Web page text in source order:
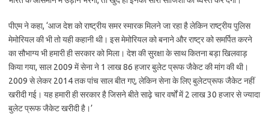
पीएम ने कहा, ‘आज देश को राष्ट्रीय समर स्मारक मिलने जा रहा है लेकिन राष्ट्रीय पुलिस
मेमोरियल की भी तो यही कहानी थी। इस मेमोरियल को बनाने और राष्ट्र को समर्पित करने
का सौभाग्य भी हमारी ही सरकार को मिला। देश की सुरक्षा के साथ कितना बड़ा खिलवाड़
किया गया, साल 2009 में सेना ने 1 लाख 86 हजार बुलेट प्रूफ जैकेट की मांग की थी।
2009 से लेकर 2014 तक पांच साल बीत गए, लेकिन सेना के लिए बुलेटप्रूफ जैकेट नहीं
खरीदी गई। यह हमारी ही सरकार है जिसने बीते साढ़े चार वर्षों में 2 लाख 30 हजार से ज्यादा
बुलेट प्रूफ जैकेट खरीदी है।’